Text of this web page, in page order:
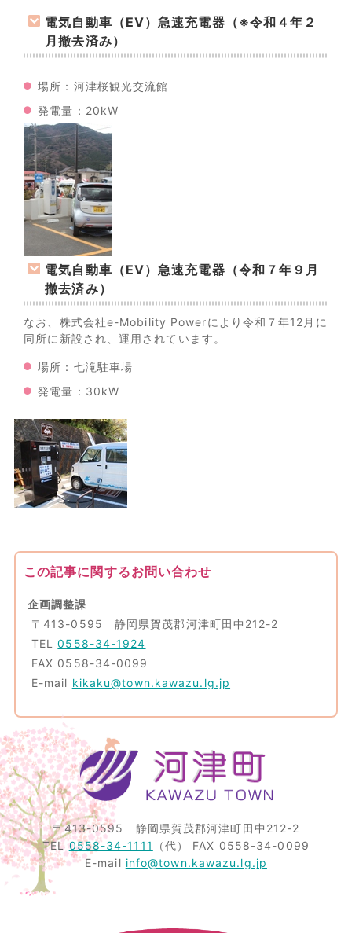
電気自動車（EV）急速充電器（※令和４年２
月撤去済み）
場所：河津桜観光交流館
発電量：20kW
電気自動車（EV）急速充電器（令和７年９月
撤去済み）
なお、株式会社e-Mobility Powerにより令和７年12月に
同所に新設され、運用されています。
場所：七滝駐車場
発電量：30kW
この記事に関するお問い合わせ
企画調整課
〒413-0595 静岡県賀茂郡河津町田中212-2
TEL0558-34-1924
FAX 0558-34-0099
E-mail kikaku@town.kawazu.lg.jp
〒413-0595 静岡県賀茂郡河津町田中212-2
TEL0558-34-1111 （代） FAX 0558-34-0099
E-mail info@town.kawazu.lg.jp